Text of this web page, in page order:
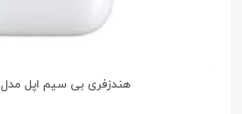
هندزفری بی سیم اپل مدل AirPods 2